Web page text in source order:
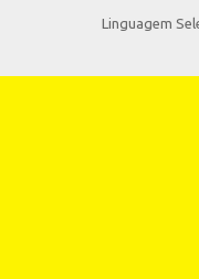
Linguagem